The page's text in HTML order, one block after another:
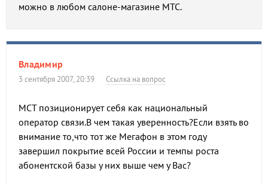
можно в любом салоне-магазине МТС.
Владимир
3 сентября 2007, 20:39 Ссылка на вопрос
МСТ позиционирует себя как национальный
оператор связи.В чем такая уверенность?Если взять во
внимание то,что тот же Мегафон в этом году
завершил покрытие всей России и темпы роста
абонентской базы у них выше чем у Вас?